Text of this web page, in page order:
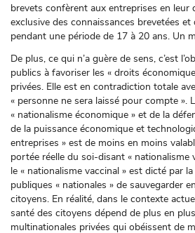
brevets confèrent aux entreprises en leur
exclusive des connaissances brevetées
pendant une période de 17 à 20 ans. Un
De plus, ce qui n’a guère de sens, c’est
publics à favoriser les « droits
privées. Elle est en contradiction totale
« personne ne sera laissé pour compte ».
« nationalisme économique » et de la
de la puissance économique et
entreprises » est de moins en moins
portée réelle du soi-disant « nationalisme
le « nationalisme vaccinal » est dicté par
publiques « nationales » de sauvegarder
citoyens. En réalité, dans le contexte
santé des citoyens dépend de plus en
multinationales privées qui obéissent de